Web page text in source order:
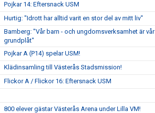
Pojkar 14: Eftersnack USM
Hurtig: "Idrott har alltid varit en stor del av mitt liv"
Bamberg: "Vår barn - och ungdomsverksamhet är vår
grundplåt"
Pojkar A (P14) spelar USM!
Klädinsamling till Västerås Stadsmission!
Flickor A / Flickor 16: Eftersnack USM
800 elever gästar Västerås Arena under Lilla VM!